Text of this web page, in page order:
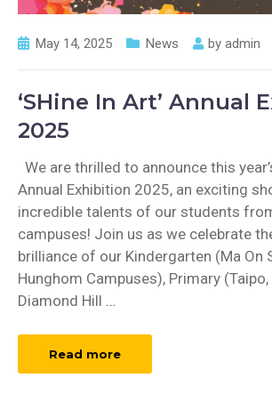
May 14, 2025 News by admin
‘SHine In Art’ Annual
2025
We are thrilled to announce this
Annual Exhibition 2025, an exciting
incredible talents of our students
campuses! Join us as we celebrate
brilliance of our Kindergarten (Ma On
Hunghom Campuses), Primary
Diamond Hill …
Read more